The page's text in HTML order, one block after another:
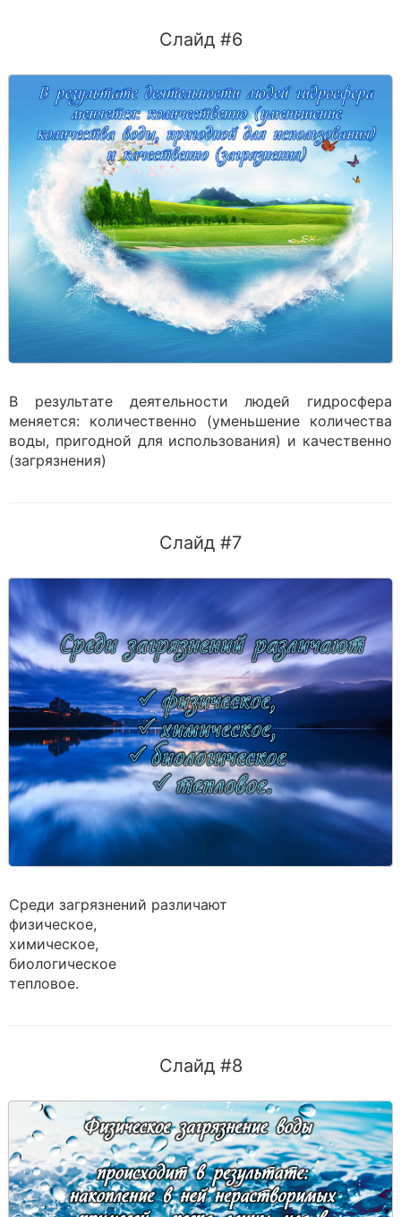
Слайд #6
В результате деятельности людей гидросфера
меняется: количественно (уменьшение количества
воды, пригодной для использования) и качественно
(загрязнения)
Слайд #7
Среди загрязнений различают
физическое,
химическое,
биологическое
тепловое.
Слайд #8